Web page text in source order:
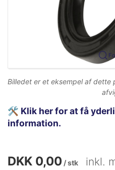
Billedet er et eksempel af dette
🛠️ Klik her for at få
information.
DKK 0,00 / stk inkl.